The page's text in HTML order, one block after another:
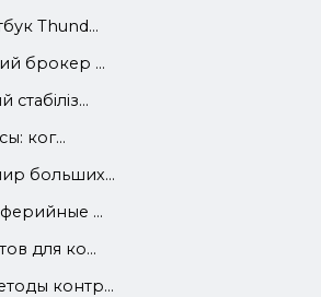
Thund...
брокер ...
ког...
больших...
...
для ко...
контр...